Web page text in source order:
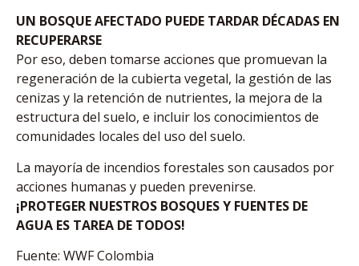
UN BOSQUE AFECTADO PUEDE TARDAR DÉCADAS EN
RECUPERARSE
Por eso, deben tomarse acciones que promuevan la
regeneración de la cubierta vegetal, la gestión de las
cenizas y la retención de nutrientes, la mejora de la
estructura del suelo, e incluir los conocimientos de
comunidades locales del uso del suelo.
La mayoría de incendios forestales son causados por
acciones humanas y pueden prevenirse.
¡PROTEGER NUESTROS BOSQUES Y FUENTES DE
AGUA ES TAREA DE TODOS!
Fuente: WWF Colombia